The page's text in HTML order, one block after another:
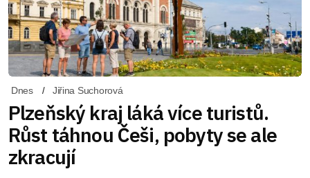
Dnes Jiřina Suchorová
Plzeňský kraj láká více turistů.
Růst táhnou Češi, pobyty se ale
zkracují